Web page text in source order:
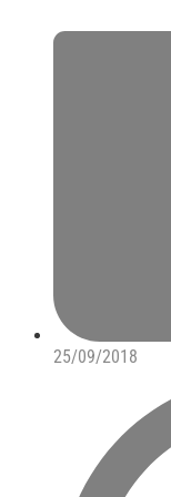
25/09/2018